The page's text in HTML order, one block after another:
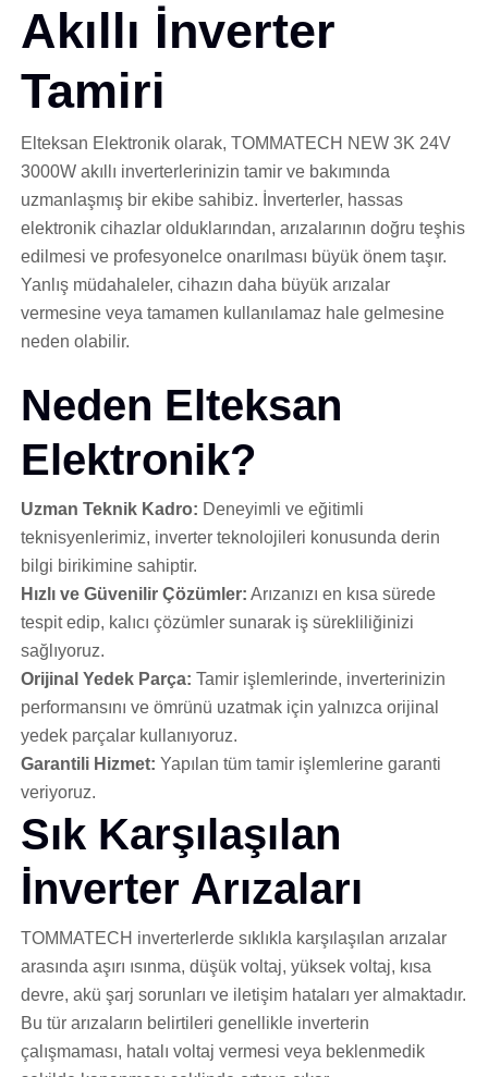
Akıllı İnverter
Tamiri
Elteksan Elektronik olarak, TOMMATECH NEW 3K 24V
3000W akıllı inverterlerinizin tamir ve bakımında
uzmanlaşmış bir ekibe sahibiz. İnverterler, hassas
elektronik cihazlar olduklarından, arızalarının doğru teşhis
edilmesi ve profesyonelce onarılması büyük önem taşır.
Yanlış müdahaleler, cihazın daha büyük arızalar
vermesine veya tamamen kullanılamaz hale gelmesine
neden olabilir.
Neden Elteksan
Elektronik?
Uzman Teknik Kadro: Deneyimli ve eğitimli
teknisyenlerimiz, inverter teknolojileri konusunda derin
bilgi birikimine sahiptir.
Hızlı ve Güvenilir Çözümler: Arızanızı en kısa sürede
tespit edip, kalıcı çözümler sunarak iş sürekliliğinizi
sağlıyoruz.
Orijinal Yedek Parça: Tamir işlemlerinde, inverterinizin
performansını ve ömrünü uzatmak için yalnızca orijinal
yedek parçalar kullanıyoruz.
Garantili Hizmet: Yapılan tüm tamir işlemlerine garanti
veriyoruz.
Sık Karşılaşılan
İnverter Arızaları
TOMMATECH inverterlerde sıklıkla karşılaşılan arızalar
arasında aşırı ısınma, düşük voltaj, yüksek voltaj, kısa
devre, akü şarj sorunları ve iletişim hataları yer almaktadır.
Bu tür arızaların belirtileri genellikle inverterin
çalışmaması, hatalı voltaj vermesi veya beklenmedik